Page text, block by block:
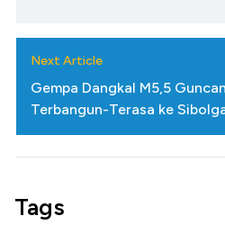
Next Article
Gempa Dangkal M5,5
Terbangun-Terasa ke
Tags